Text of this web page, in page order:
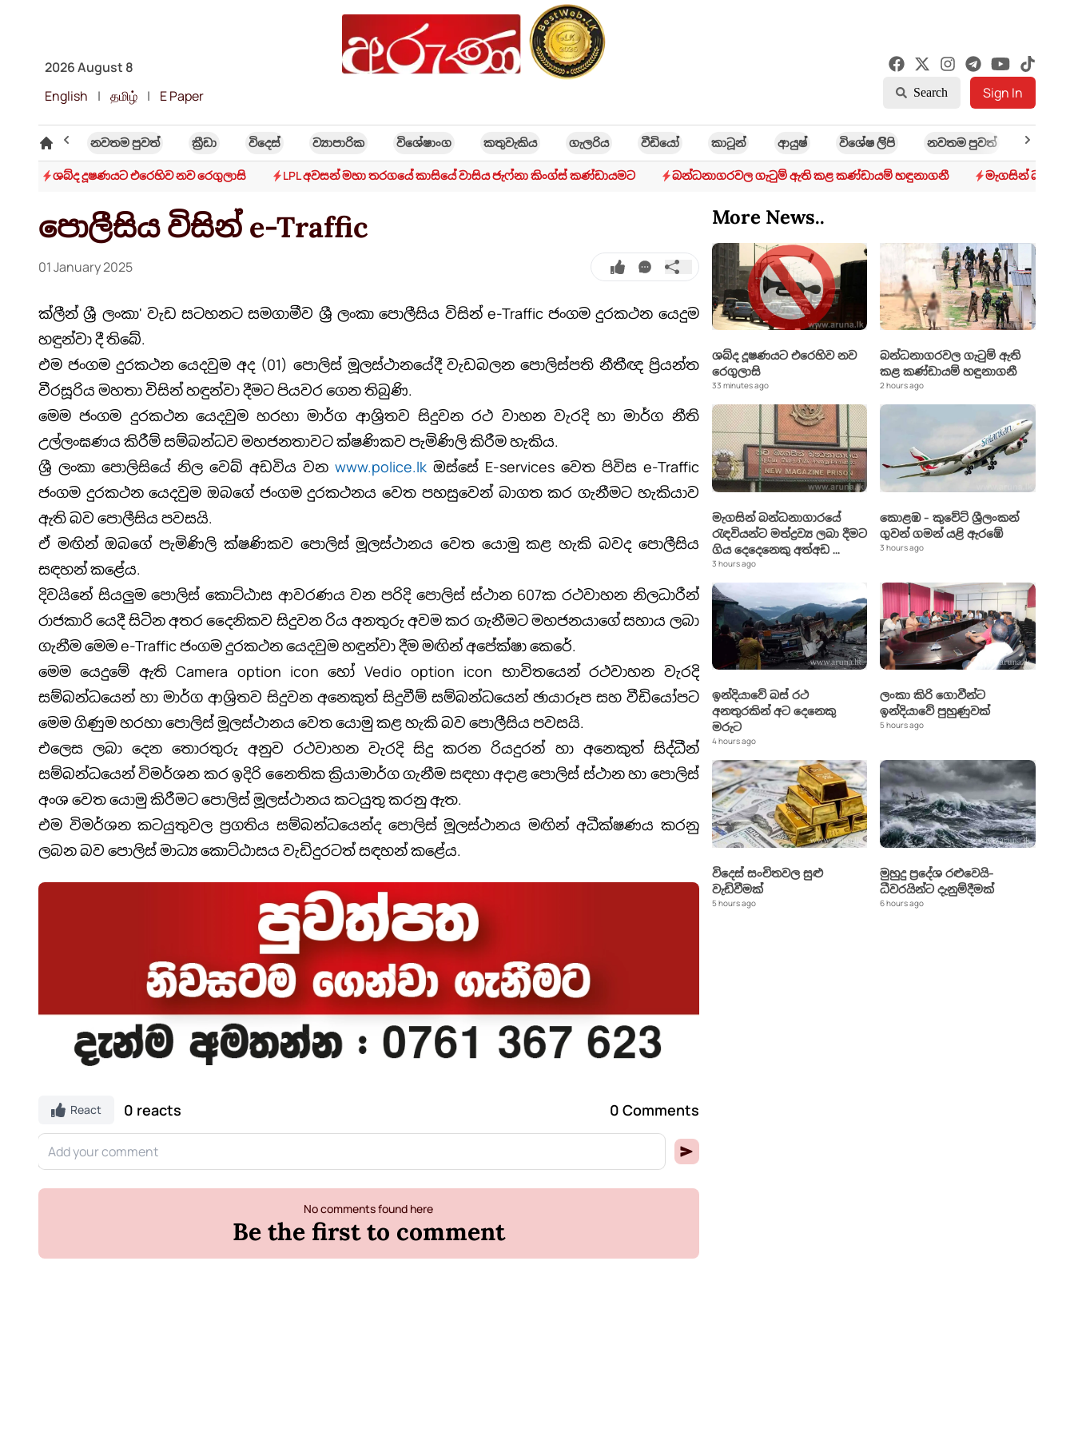
2026 August 8
English
| தமிழ் | E Paper Search Sign In
විශේෂ ලිිපි නවතම පුවත් ක්‍රී​ඩා විදෙස් ව්‍යාපාරික විශේෂාංග කතුවැකිය ගැලරිය වීඩියෝ කාටූන් ආයුෂ් විශේෂ ලිිපි නවතම පුවත් ක්‍රී​ඩා
ශබ්ද දූෂණයට එරෙහිව නව රෙගුලාසි LPL අවසන් මහා තරගයේ කාසියේ වාසිය ජැෆ්නා කිංග්ස් කණ්ඩායමට බන්ධනාගරවල ගැටුම් ඇති කළ කණ්ඩායම් හඳුනාගනී මැගසින්
පොලීසිය විසින් e-Traffic
01 January 2025
ක්ලීන් ශ්‍රී ලංකා' වැඩ සටහනට සමගාමීව ශ්‍රී ලංකා පොලීසිය විසින් e-Traffic ජංගම දුරකථන යෙදුම
හඳුන්වා දී තිබේ.
එම ජංගම දුරකථන යෙදවුම අද (01) පොලිස් මූලස්ථානයේදී වැඩබලන පොලිස්පති නීතීඥ ප්‍රියන්ත
වීරසූරිය මහතා විසින් හඳුන්වා දීමට පියවර ගෙන තිබුණි.
මෙම ජංගම දුරකථන යෙදවුම හරහා මාර්ග ආශ්‍රිතව සිදුවන රථ වාහන වැරදි හා මාර්ග නීති
උල්ලංඝණය කිරීම් සම්බන්ධව මහජනතාවට ක්ෂණිකව පැමිණිලි කිරීම හැකිය.
ශ්‍රී ලංකා පොලිසියේ නිල වෙබ් අඩවිය වන www.police.lkඔස්සේ E-services වෙත පිවිස e-Traffic
ජංගම දුරකථන යෙදවුම ඔබගේ ජංගම දුරකථනය වෙත පහසුවෙන් බාගත කර ගැනීමට හැකියාව
ඇති බව පොලීසිය පවසයි.
ඒ මඟින් ඔබගේ පැමිණිලි ක්ෂණිකව පොලිස් මූලස්ථානය වෙත යොමු කළ හැකි බවද පොලීසිය
සඳහන් කළේය.
දිවයිනේ සියලුම පොලිස් කොට්ඨාස ආවරණය වන පරිදි පොලිස් ස්ථාන 607ක රථවාහන නිලධාරීන්
රාජකාරි යෙදී සිටින අතර දෛනිකව සිදුවන රිය අනතුරු අවම කර ගැනීමට මහජනයාගේ සහාය ලබා
ගැනීම මෙම e-Traffic ජංගම දුරකථන යෙදවුම හඳුන්වා දීම මඟින් අපේක්ෂා කෙරේ.
මෙම යෙදුමේ ඇති Camera option icon හෝ Vedio option icon භාවිතයෙන් රථවාහන වැරදි
සම්බන්ධයෙන් හා මාර්ග ආශ්‍රිතව සිදුවන අනෙකුත් සිදුවීම් සම්බන්ධයෙන් ඡායාරූප සහ වීඩියෝපට
මෙම ගිණුම හරහා පොලිස් මූලස්ථානය වෙත යොමු කළ හැකි බව පොලීසිය පවසයි.
එලෙස ලබා දෙන තොරතුරු අනුව රථවාහන වැරදි සිදු කරන රියදුරන් හා අනෙකුත් සිද්ධීන්
සම්බන්ධයෙන් විමර්ශන කර ඉදිරි නෛතික ක්‍රියාමාර්ග ගැනීම සඳහා අදාළ පොලිස් ස්ථාන හා පොලිස්
අංශ වෙත යොමු කිරීමට පොලිස් මූලස්ථානය කටයුතු කරනු ඇත.
එම විමර්ශන කටයුතුවල ප්‍රගතිය සම්බන්ධයෙන්ද පොලිස් මූලස්ථානය මඟින් අධීක්ෂණය කරනු
ලබන බව පොලිස් මාධ්‍ය කොට්ඨාසය වැඩිදුරටත් සඳහන් කළේය.
React 0 reacts 0 Comments
No comments found here
Be the first to comment
More News..
ශබ්ද දූෂණයට එරෙහිව නව
රෙගුලාසි
33 minutes ago
බන්ධනාගරවල ගැටුම් ඇති
කළ කණ්ඩායම් හඳුනාගනී
2 hours ago
මැගසින් බන්ධනාගාරයේ
රැඳවියන්ට මත්ද්‍රව්‍ය ලබා දීමට
ගිය දෙදෙනෙකු අත්අඩ...
3 hours ago
කොළඹ - කුවේට් ශ්‍රීලංකන්
ගුවන් ගමන් යළි ඇරඹේ
3 hours ago
ඉන්දියාවේ බස් රථ
අනතුරකින් අට දෙනෙකු
මරුට
4 hours ago
ලංකා කිරි ගොවීන්ට
ඉන්දියාවේ පුහුණුවක්
5 hours ago
විදෙස් සංචිතවල සුළු
වැඩිවීමක්
5 hours ago
මුහුදු ප්‍රදේශ රළුවෙයි-
ධීවරයින්ට දැනුම්දීමක්
6 hours ago